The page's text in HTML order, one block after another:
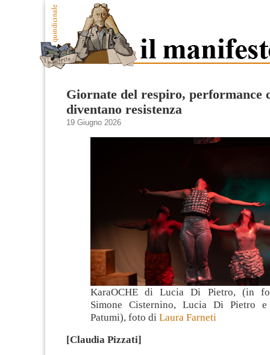
Giornate del respiro, performance
diventano resistenza
19 Giugno 2026
KaraOCHE di Lucia Di Pietro, (in
Simone Cisternino, Lucia Di Pietro e
Patumi), foto di Laura Farneti
[Claudia Pizzati]